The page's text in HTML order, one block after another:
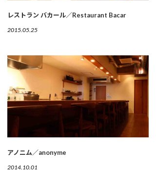
レストラン バカール／Restaurant Bacar
2015.05.25
アノニム／anonyme
2014.10.01